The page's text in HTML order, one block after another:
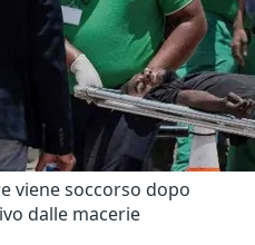
viene soccorso dopo
dalle macerie